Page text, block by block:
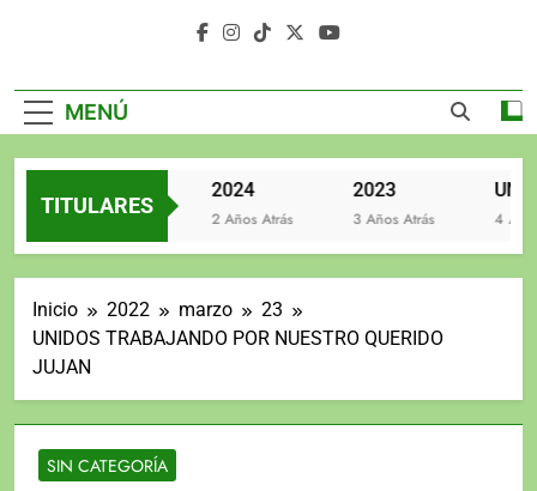
MENÚ
TITULARES
2 Años Atrás
2024
2 Años Atrás
2023
3 Años Atrás 4 Años
Inicio 2022 marzo
23
UNIDOS TRABAJANDO POR NUESTRO QUERIDO
JUJAN
SIN CATEGORÍA